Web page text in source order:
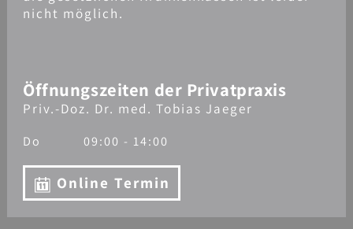
nicht möglich.
Öffnungszeiten der Privatpraxis
Priv.-Doz. Dr. med. Tobias Jaeger
Do 09:00 - 14:00
Online Termin